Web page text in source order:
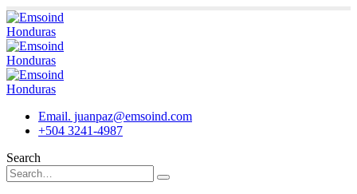
Email. juanpaz@emsoind.com
+504 3241-4987
Search